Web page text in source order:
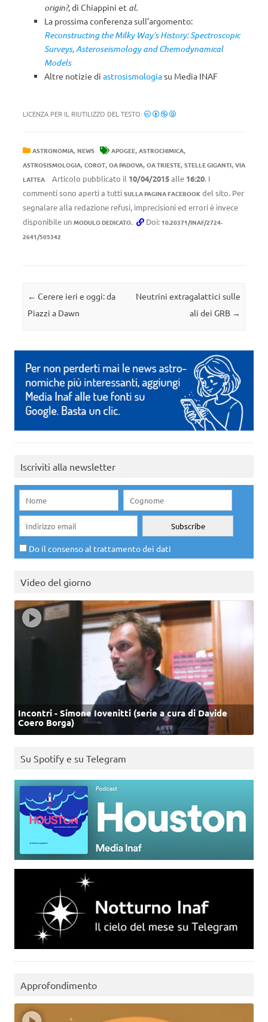
origin?, di Chiappini et al.
La prossima conferenza sull’argomento:
Reconstructing the Milky Way’s History: Spectroscopic
Surveys, Asteroseismology and Chemodynamical
Models
Altre notizie di astrosismologiasu Media INAF
LICENZA PER IL RIUTILIZZO DEL TESTO:
ASTRONOMIA, NEWS APOGEE, ASTROCHIMICA,
ASTROSISMOLOGIA, COROT, OA PADOVA, OA TRIESTE, STELLE GIGANTI, VIA
LATTEA
Articolo pubblicato il 10/04/2015alle 16:20. I
commenti sono aperti a tutti SULLA PAGINA FACEBOOK del sito. Per
segnalare alla redazione refusi, imprecisioni ed errori è invece
disponibile un MODULO DEDICATO. Doi: 10.20371/INAF/2724-
2641/505342
Navigazione articolo
← Cerere ieri e oggi: da
Piazzi a Dawn
Neutrini extragalattici sulle
ali dei GRB →
Iscriviti alla newsletter
Do il consenso al trattamento dei dati
Video del giorno
Incontri - Simone Iovenitti (serie a cura di Davide
Coero Borga)
Su Spotify e su Telegram
Approfondimento